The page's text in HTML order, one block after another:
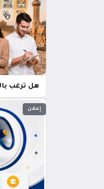
هل ترغب
إعلان